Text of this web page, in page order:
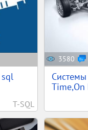
sql
T-SQL
3580
Time,On